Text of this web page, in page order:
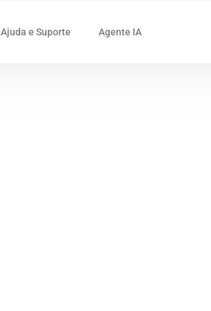
Ajuda e Suporte Agente IA